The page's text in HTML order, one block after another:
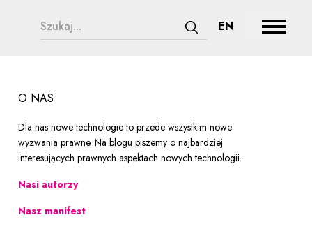
search form legend
Zatwierdź wyszukiwanie
EN CHANGERozwiń
O NAS
Dla nas nowe technologie to przede wszystkim nowe
wyzwania prawne. Na blogu piszemy o najbardziej
interesujących prawnych aspektach nowych technologii.
Nasi autorzy
Nasz manifest